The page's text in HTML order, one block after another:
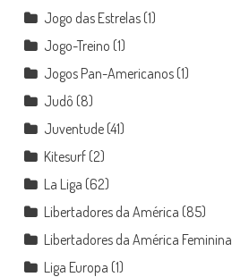
Jogo das Estrelas(1)
Jogo-Treino (1)
Jogos Pan-Americanos(1)
Judô (8)
Juventude(41)
Kitesurf(2)
La Liga (62)
Libertadores da América (85)
Libertadores da América Feminina
Liga Europa (1)